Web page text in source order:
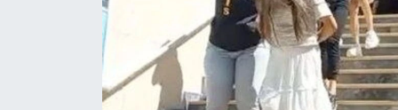
MAGAZİN
RÖPORTAJ